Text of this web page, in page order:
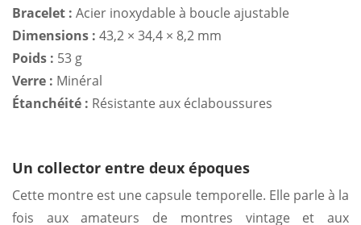
Bracelet : Acier inoxydable à boucle ajustable
Dimensions : 43,2 × 34,4 × 8,2 mm
Poids : 53 g
Verre : Minéral
Étanchéité : Résistante aux éclaboussures
Un collector entre deux époques
Cette montre est une capsule temporelle. Elle parle à la
fois aux amateurs de montres vintage et aux